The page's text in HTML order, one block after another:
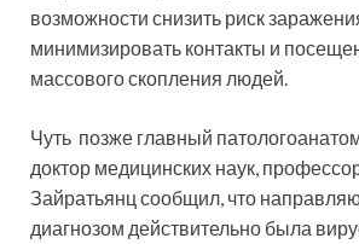
возможности снизить риск
минимизировать контакты и
массового скопления людей.
Чуть позже главный
доктор медицинских наук,
Зайратьянц сообщил, что
диагнозом действительно была